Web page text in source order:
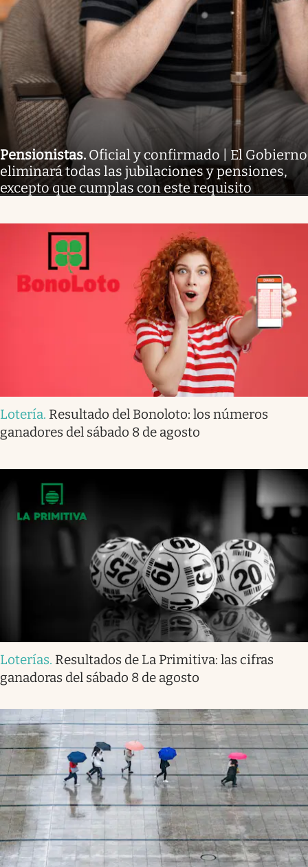
Pensionistas. Oficial y confirmado | El Gobierno
eliminará todas las jubilaciones y pensiones,
excepto que cumplas con este requisito
Lotería. Resultado del Bonoloto: los números
ganadores del sábado 8 de agosto
Loterías. Resultados de La Primitiva: las cifras
ganadoras del sábado 8 de agosto